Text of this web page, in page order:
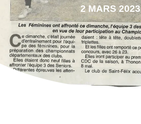
2 MARS 2023